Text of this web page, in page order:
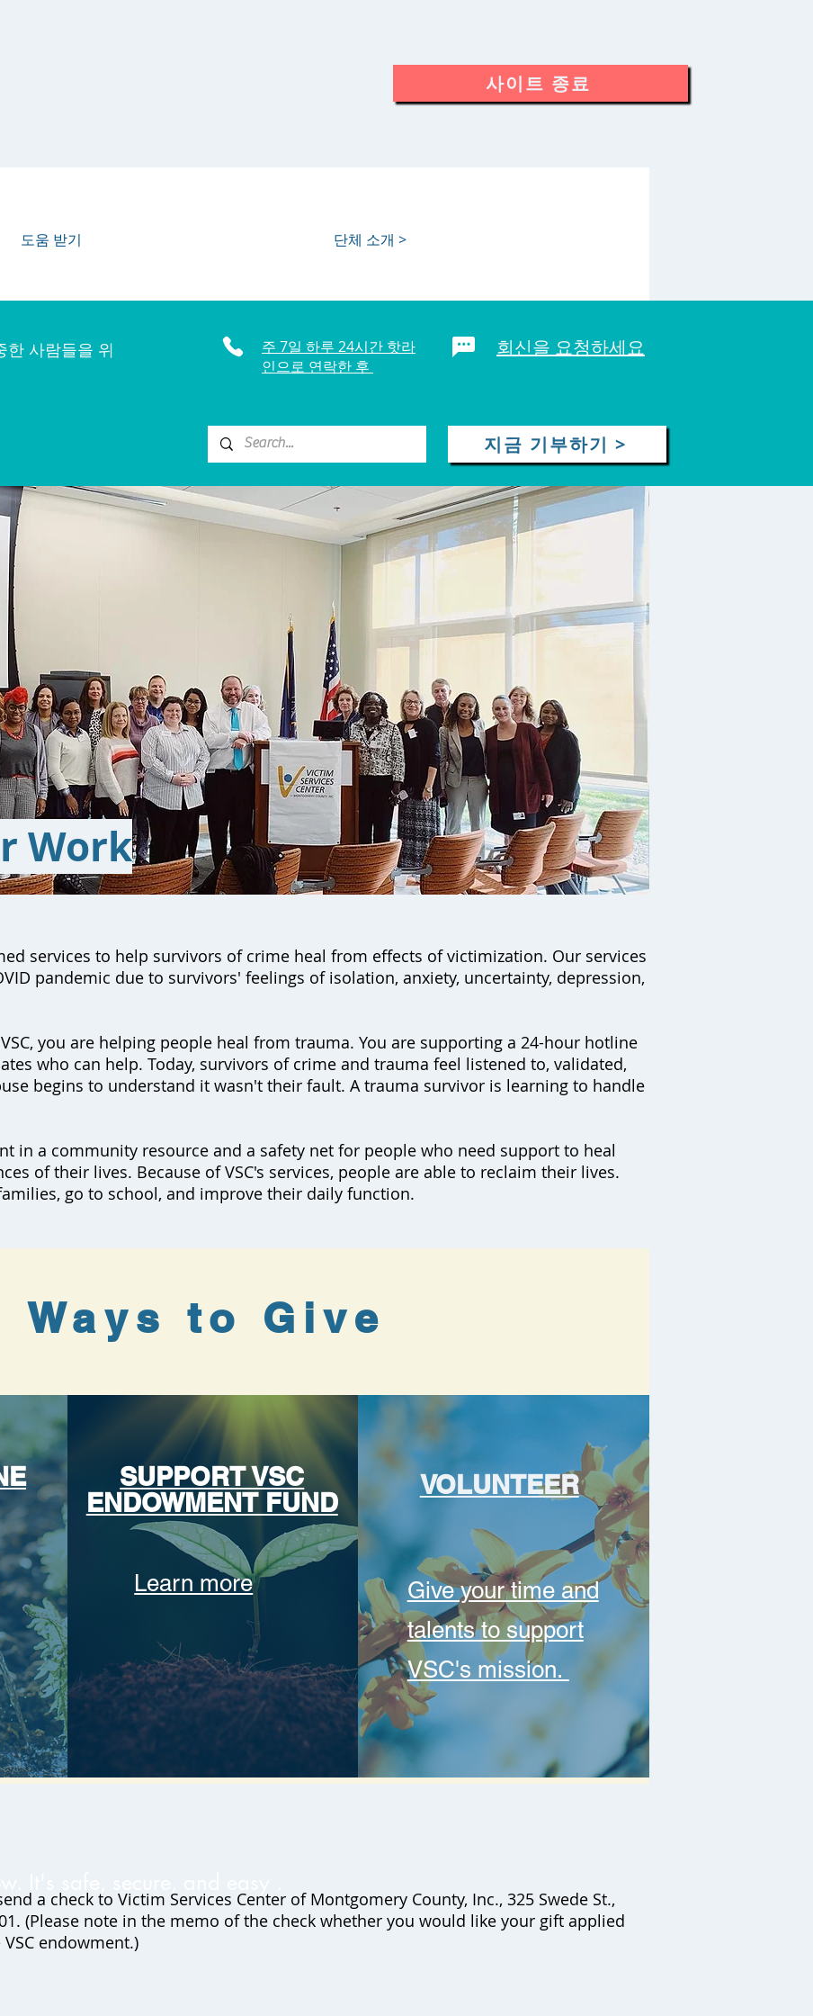
사이트 종료
도움 받기 단체 소개 >
한 사람들을 위
주 7일 하루 24시간 핫라
인으로 연락한 후
회신을 요청하세요
지금 기부하기 >
Work
services to help survivors of crime heal from effects of victimization. Our services
pandemic due to survivors' feelings of isolation, anxiety, uncertainty, depression,
you are helping people heal from trauma. You are supporting a 24-hour hotline
who can help. Today, survivors of crime and trauma feel listened to, validated,
begins to understand it wasn't their fault. A trauma survivor is learning to handle
in a community resource and a safety net for people who need support to heal
of their lives. Because of VSC's services, people are able to reclaim their lives.
go to school, and improve their daily function.
Ways to Give
SUPPORT VSC
ENDOWMENT FUND
Learn more
VOLUNTEER
Give your time and
talents to support
VSC's mission.
a check to Victim Services Center of Montgomery County, Inc., 325 Swede St.,
(Please note in the memo of the check whether you would like your gift applied
endowment.)